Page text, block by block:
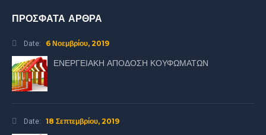
ΠΡΟΣΦΑΤΑ ΑΡΘΡΑ
Date: 6 Νοεμβρίου, 2019
ΕΝΕΡΓΕΙΑΚΗ ΑΠΟΔΟΣΗ ΚΟΥΦΩΜΑΤΩΝ
Date: 18 Σεπτεμβρίου, 2019